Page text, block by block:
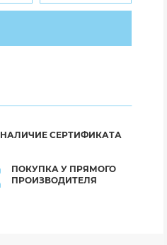
НАЛИЧИЕ СЕРТИФИКАТА
ПОКУПКА У ПРЯМОГО
ПРОИЗВОДИТЕЛЯ